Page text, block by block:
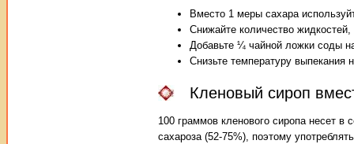
Вместо 1 меры сахара
Снижайте количество
Добавьте ¼ чайной ложки соды
Снизьте температуру выпекания
Кленовый сироп
100 граммов кленового сиропа несет
сахароза (52-75%), поэтому